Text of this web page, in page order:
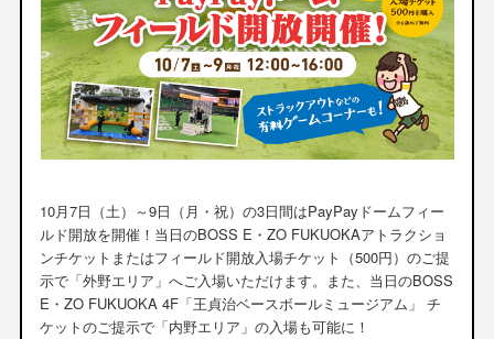
10月7日（土）～9日（月・祝）の3日間はPayPayドームフィー
ルド開放を開催！当日のBOSS E・ZO FUKUOKAアトラクショ
ンチケットまたはフィールド開放入場チケット（500円）のご提
示で「外野エリア」へご入場いただけます。また、当日のBOSS
E・ZO FUKUOKA 4F「王貞治ベースボールミュージアム」 チ
ケットのご提示で「内野エリア」の入場も可能に！